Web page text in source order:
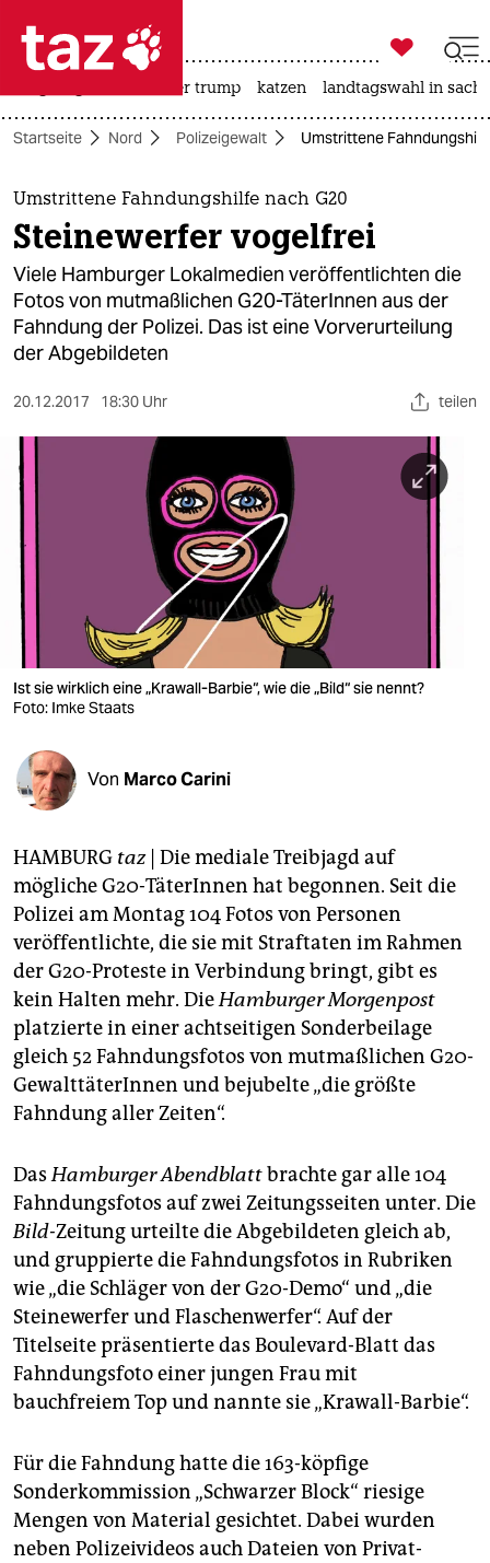
 taz zahl ich
taz zahl ich
themen
politik
öko
gesellschaft
kultur
sport
berlin
nord
wahrheit
verlag
verlag
shop
fragen & hilfe
unterstützen
abo
genossenschaft
epaper login

taz zahl ich
usa unter trump katzen landtagswahl in
Startseite Nord Polizeigewalt Umstrittene
Umstrittene Fahndungshilfe nach G20
Steinewerfer vogelfrei
Viele Hamburger Lokalmedien veröffentlichten die
Fotos von mutmaßlichen G20-TäterInnen aus der
Fahndung der Polizei. Das ist eine Vorverurteilung
der Abgebildeten
20.12.2017 18:30 Uhr teilen
Ist sie wirklich eine „Krawall-Barbie“, wie die „Bild“ sie nennt?
Foto: Imke Staats
Von Marco Carini
HAMBURG taz| Die mediale Treibjagd auf
mögliche G20-TäterInnen hat begonnen. Seit die
Polizei am Montag 104 Fotos von Personen
veröffentlichte, die sie mit Straftaten im Rahmen
der G20-Proteste in Verbindung bringt, gibt es
kein Halten mehr. DieHamburger Morgenpost
platzierte in einer achtseitigen Sonderbeilage
gleich 52 Fahndungsfotos von mutmaßlichen G20-
GewalttäterInnen und bejubelte „die größte
Fahndung aller Zeiten“.
DasHamburger Abendblattbrachte gar alle 104
Fahndungsfotos auf zwei Zeitungsseiten unter. Die
Bild-Zeitung urteilte die Abgebildeten gleich ab,
und gruppierte die Fahndungsfotos in Rubriken
wie „die Schläger von der G20-Demo“ und „die
Steinewerfer und Flaschenwerfer“. Auf der
Titelseite präsentierte das Boulevard-Blatt das
Fahndungsfoto einer jungen Frau mit
bauchfreiem Top und nannte sie „Krawall-Barbie“.
Für die Fahndung hatte die 163-köpfige
Sonderkommission „Schwarzer Block“ riesige
Mengen von Material gesichtet. Dabei wurden
neben Polizeivideos auch Dateien von Privat-